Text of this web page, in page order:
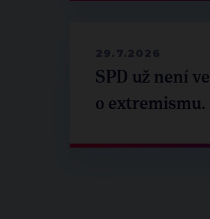
29.7.2026
SPD už není
o extremismu.